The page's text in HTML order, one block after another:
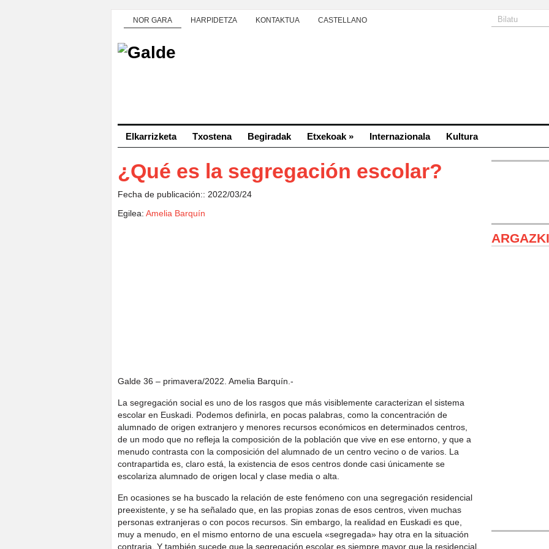
NOR GARA HARPIDETZA KONTAKTUA CASTELLANO
Elkarrizketa Txostena Begiradak Etxekoak » Internazionala Kultura
¿Qué es la segregación escolar?
Fecha de publicación:: 2022/03/24
Egilea: Amelia Barquín
Galde 36 – primavera/2022. Amelia Barquín.-
La segregación social es uno de los rasgos que más visiblemente caracterizan el sistema
escolar en Euskadi. Podemos definirla, en pocas palabras, como la concentración de
alumnado de origen extranjero y menores recursos económicos en determinados centros,
de un modo que no refleja la composición de la población que vive en ese entorno, y que a
menudo contrasta con la composición del alumnado de un centro vecino o de varios. La
contrapartida es, claro está, la existencia de esos centros donde casi únicamente se
escolariza alumnado de origen local y clase media o alta.
En ocasiones se ha buscado la relación de este fenómeno con una segregación residencial
preexistente, y se ha señalado que, en las propias zonas de esos centros, viven muchas
personas extranjeras o con pocos recursos. Sin embargo, la realidad en Euskadi es que,
muy a menudo, en el mismo entorno de una escuela «segregada» hay otra en la situación
contraria. Y también sucede que la segregación escolar es siempre mayor que la residencial.